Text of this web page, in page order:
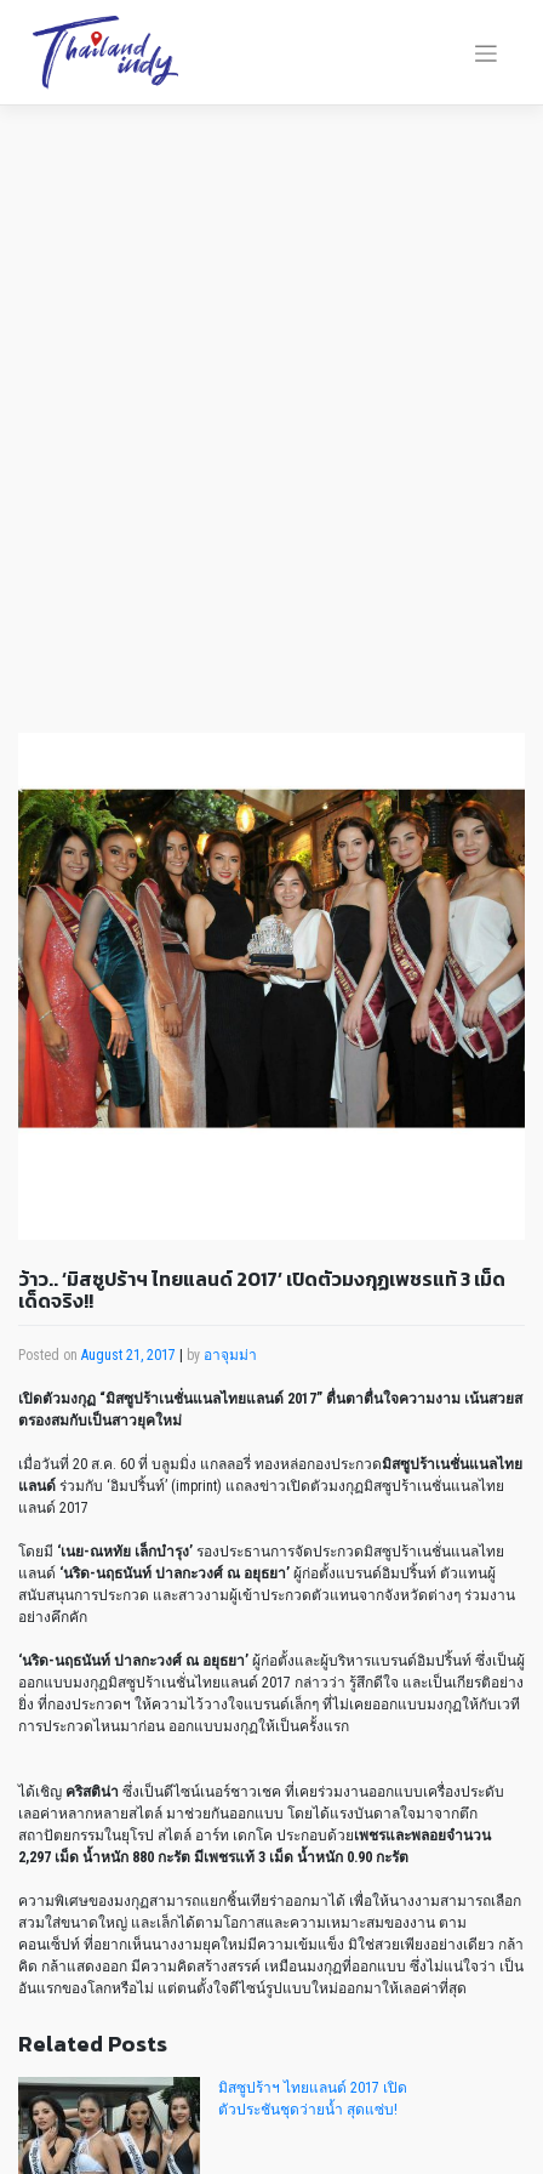
ว้าว.. ‘มิสซูปร้าฯ ไทยแลนด์ 2017’ เปิดตัวมงกุฏเพชรแท้ 3 เม็ด
เด็ดจริง!!
Posted on August 21, 2017 by อาจุมม่า
เปิดตัวมงกุฏ “มิสซูปร้าเนชั่นแนลไทยแลนด์ 2017” ตื่นตาตื่นใจความงาม เน้นสวยส
ตรองสมกับเป็นสาวยุคใหม่
เมื่อวันที่ 20 ส.ค. 60 ที่ บลูมมิ่ง แกลลอรี่ ทองหล่อกองประกวดมิสซูปร้าเนชั่นแนลไทย
แลนด์ ร่วมกับ ‘อิมปริ้นท์’ (imprint) แถลงข่าวเปิดตัวมงกุฏมิสซูปร้าเนชั่นแนลไทย
แลนด์ 2017
โดยมี ‘เนย-ณหทัย เล็กบำรุง’ รองประธานการจัดประกวดมิสซูปร้าเนชั่นแนลไทย
แลนด์ ‘นริด-นฤธนันท์ ปาลกะวงศ์ ณ อยุธยา’ ผู้ก่อตั้งแบรนด์อิมปริ้นท์ ตัวแทนผู้
สนับสนุนการประกวด และสาวงามผู้เข้าประกวดตัวแทนจากจังหวัดต่างๆ ร่วมงาน
อย่างคึกคัก
‘นริด-นฤธนันท์ ปาลกะวงศ์ ณ อยุธยา’ ผู้ก่อตั้งและผู้บริหารแบรนด์อิมปริ้นท์ ซึ่งเป็นผู้
ออกแบบมงกุฏมิสซูปร้าเนชั่นไทยแลนด์ 2017 กล่าวว่า รู้สึกดีใจ และเป็นเกียรติอย่าง
ยิ่ง ที่กองประกวดฯ ให้ความไว้วางใจแบรนด์เล็กๆ ที่ไม่เคยออกแบบมงกุฏให้กับเวที
การประกวดไหนมาก่อน ออกแบบมงกุฏให้เป็นครั้งแรก
ได้เชิญ คริสติน่า ซึ่งเป็นดีไซน์เนอร์ชาวเชค ที่เคยร่วมงานออกแบบเครื่องประดับ
เลอค่าหลากหลายสไตล์ มาช่วยกันออกแบบ โดยได้แรงบันดาลใจมาจากตึก
สถาปัตยกรรมในยุโรป สไตล์ อาร์ท เดกโค ประกอบด้วยเพชรและพลอยจำนวน
2,297 เม็ด น้ำหนัก 880 กะรัต มีเพชรแท้ 3 เม็ด น้ำหนัก 0.90 กะรัต
ความพิเศษของมงกุฏสามารถแยกชิ้นเทียร่าออกมาได้ เพื่อให้นางงามสามารถเลือก
สวมใส่ขนาดใหญ่ และเล็กได้ตามโอกาสและความเหมาะสมของงาน ตาม
คอนเซ็ปท์ ที่อยากเห็นนางงามยุคใหม่มีความเข้มแข็ง มิใช่สวยเพียงอย่างเดียว กล้า
คิด กล้าแสดงออก มีความคิดสร้างสรรค์ เหมือนมงกุฏที่ออกแบบ ซึ่งไม่แน่ใจว่า เป็น
อันแรกของโลกหรือไม่ แต่ตนตั้งใจดีไซน์รูปแบบใหม่ออกมาให้เลอค่าที่สุด
Related Posts
มิสซูปร้าฯ ไทยแลนด์ 2017 เปิด
ตัวประชันชุดว่ายน้ำ สุดแซ่บ!